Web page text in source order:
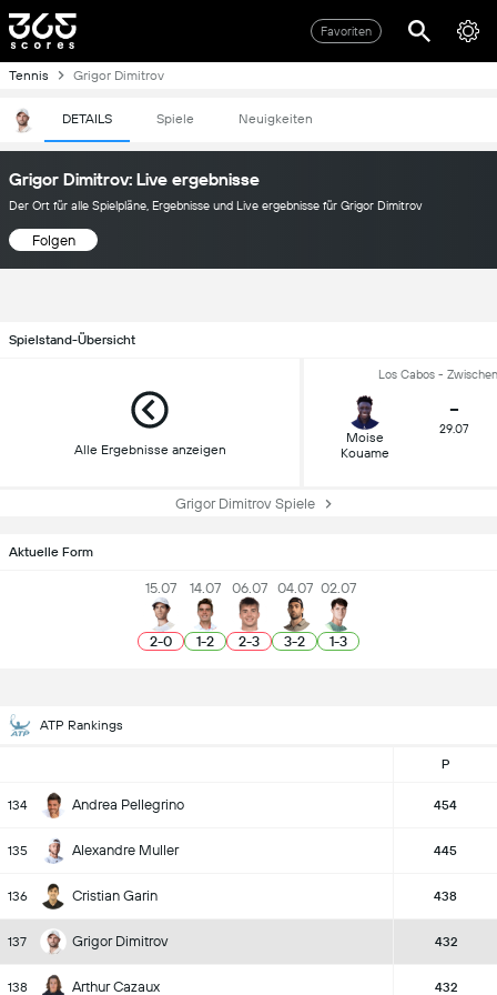
Favoriten
Tennis Grigor Dimitrov
DETAILS Spiele Neuigkeiten
Grigor Dimitrov: Live ergebnisse
Der Ort für alle Spielpläne, Ergebnisse und Live ergebnisse für Grigor Dimitrov
Folgen
Spielstand-Übersicht
Alle Ergebnisse anzeigen
Los Cabos -
Moise
Kouame
-
29.07
Grigor Dimitrov Spiele
Aktuelle Form
15.07
2-0
14.07
1-2
06.07
2-3
04.07
3-2
02.07
1-3
ATP Rankings
P
134 Andrea Pellegrino 454
135 Alexandre Muller 445
136 Cristian Garin 438
137 Grigor Dimitrov 432
138 Arthur Cazaux 432